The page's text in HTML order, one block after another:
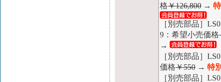
格￥126,800 →
［別売部品］
9：希望小売価格
→
［別売部品］
価格￥550 → 特
［別売部品］